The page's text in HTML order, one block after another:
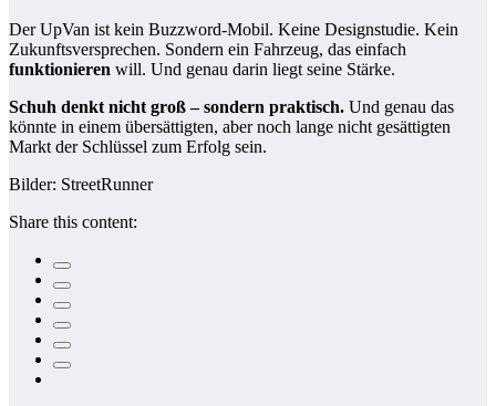
Der UpVan ist kein Buzzword-Mobil. Keine Designstudie. Kein
Zukunftsversprechen. Sondern ein Fahrzeug, das einfach
funktionieren will. Und genau darin liegt seine Stärke.
Schuh denkt nicht groß – sondern praktisch. Und genau das
könnte in einem übersättigten, aber noch lange nicht gesättigten
Markt der Schlüssel zum Erfolg sein.
Bilder: StreetRunner
Share this content: